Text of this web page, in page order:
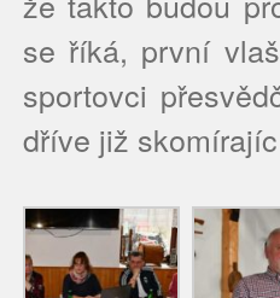
se říká, první
sportovci
dříve již